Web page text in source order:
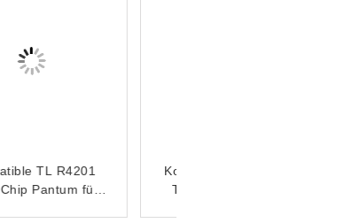
Kompatibler TL C2315H
Tonerchip für Pantum